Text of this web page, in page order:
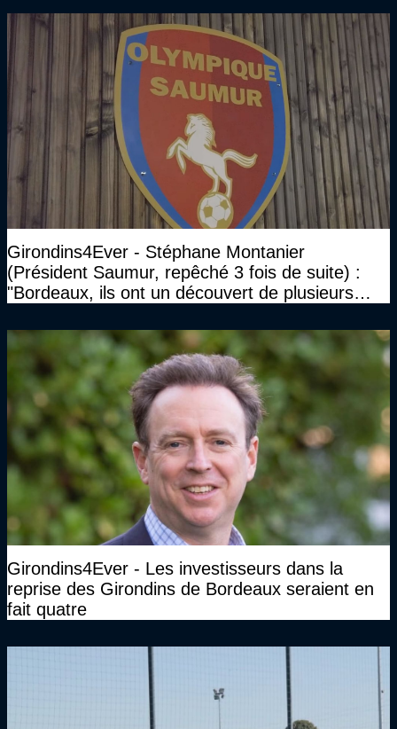
Girondins4Ever - Stéphane Montanier
(Président Saumur, repêché 3 fois de suite) :
"Bordeaux, ils ont un découvert de plusieurs
Girondins4Ever - Les investisseurs dans la
reprise des Girondins de Bordeaux seraient en
fait quatre